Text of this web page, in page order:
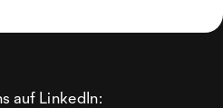
auf LinkedIn: